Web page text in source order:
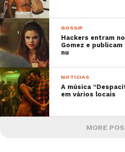
GOSSIP
Hackers entram
Gomez e
nu
NOTÍCIAS
A música
em vários locais
MORE